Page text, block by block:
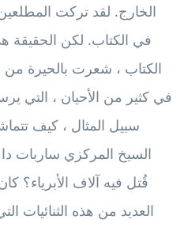
الخارج. لقد تركت
في الكتاب. لكن الحقيقة
الكتاب ، شعرت بالحيرة من
في كثير من الأحيان ، التي
سبيل المثال ، كيف
السيخ المركزي ساربات
قُتل فيه آلاف الأبرياء؟
العديد من هذه الثنائيات